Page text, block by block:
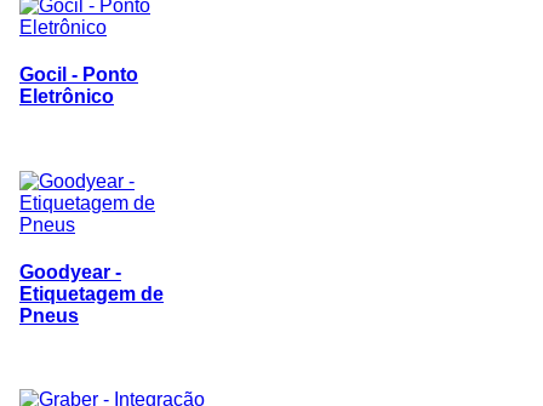
Gocil - Ponto
Eletrônico
Goodyear -
Etiquetagem de
Pneus